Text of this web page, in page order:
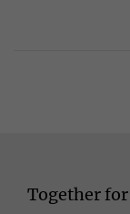
Together